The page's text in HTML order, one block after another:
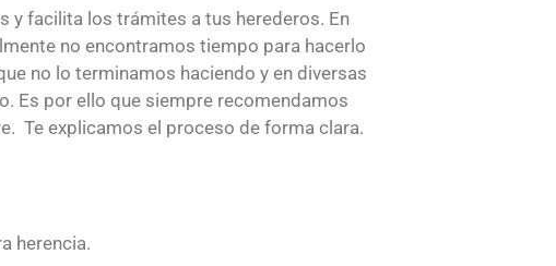
y facilita los trámites a tus herederos. En
no encontramos tiempo para hacerlo
no lo terminamos haciendo y en diversas
Es por ello que siempre recomendamos
Te explicamos el proceso de forma clara.
herencia.